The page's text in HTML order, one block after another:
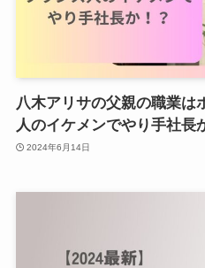
八木アリサの父親の職業は
人のイケメンでやり手社長
2024年6月14日